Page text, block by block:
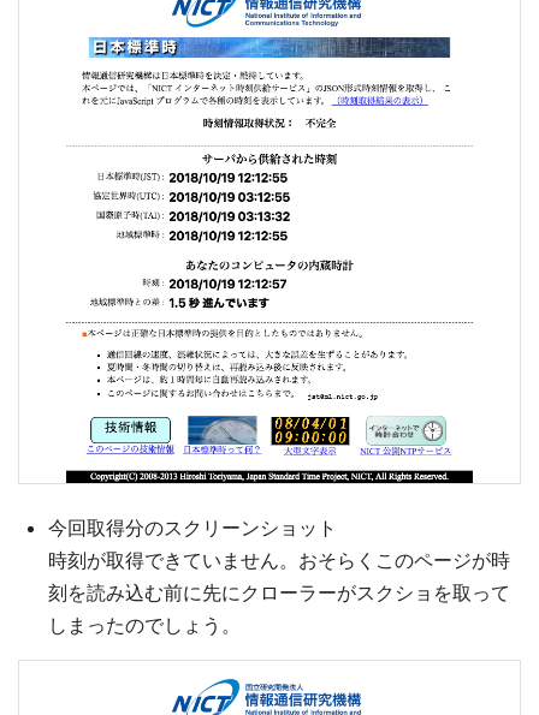
今回取得分のスクリーンショット
時刻が取得できていません。おそらくこのページが時
刻を読み込む前に先にクローラーがスクショを取って
しまったのでしょう。